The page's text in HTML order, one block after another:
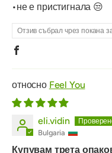
•не е пристигнала 😒
Отзив събрал чрез покана
Feel You
eli.vidin
Bulgaria
Купувам трета